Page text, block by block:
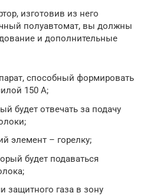
изготовив из него
полуавтомат, вы должны
и дополнительные
способный формировать
150 А;
будет отвечать за подачу
элемент – горелку;
будет подаваться
защитного газа в зону